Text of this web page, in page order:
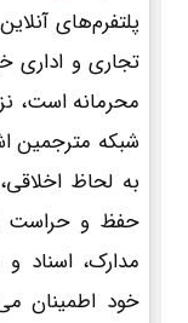
پلتفرم‌های
تجاری و اداری
محرمانه است،
شبکه مترجمین
به لحاظ
حفظ و حراست
مدارک، اسناد
خود اطمینان